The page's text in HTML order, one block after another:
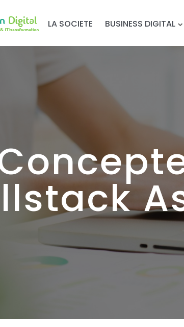
LA SOCIETE BUSINESS DIGITAL